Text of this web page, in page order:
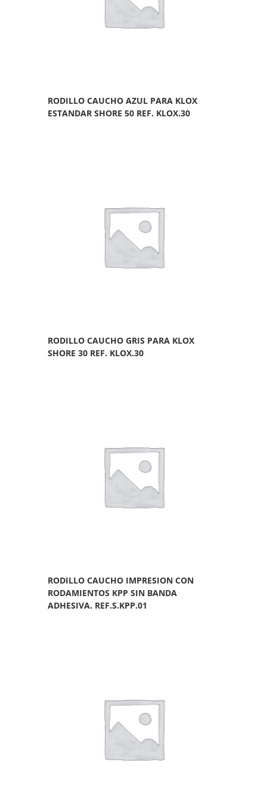
RODILLO CAUCHO AZUL PARA KLOX
ESTANDAR SHORE 50 REF. KLOX.30
RODILLO CAUCHO GRIS PARA KLOX
SHORE 30 REF. KLOX.30
RODILLO CAUCHO IMPRESION CON
RODAMIENTOS KPP SIN BANDA
ADHESIVA. REF.S.KPP.01